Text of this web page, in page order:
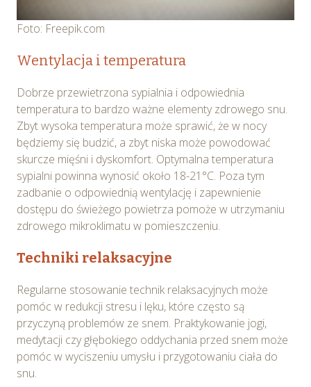
Foto: Freepik.com
Wentylacja i temperatura
Dobrze przewietrzona sypialnia i odpowiednia
temperatura to bardzo ważne elementy zdrowego snu.
Zbyt wysoka temperatura może sprawić, że w nocy
będziemy się budzić, a zbyt niska może powodować
skurcze mięśni i dyskomfort. Optymalna temperatura
sypialni powinna wynosić około 18-21°C. Poza tym
zadbanie o odpowiednią wentylację i zapewnienie
dostępu do świeżego powietrza pomoże w utrzymaniu
zdrowego mikroklimatu w pomieszczeniu.
Techniki relaksacyjne
Regularne stosowanie technik relaksacyjnych może
pomóc w redukcji stresu i lęku, które często są
przyczyną problemów ze snem. Praktykowanie jogi,
medytacji czy głębokiego oddychania przed snem może
pomóc w wyciszeniu umysłu i przygotowaniu ciała do
snu.